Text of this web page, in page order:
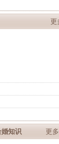
更
婚知识 更多